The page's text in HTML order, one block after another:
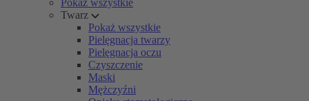
Pokaż wszystkie
Twarz
Pokaż wszystkie
Pielęgnacja twarzy
Pielęgnacja oczu
Czyszczenie
Maski
Mężczyźni